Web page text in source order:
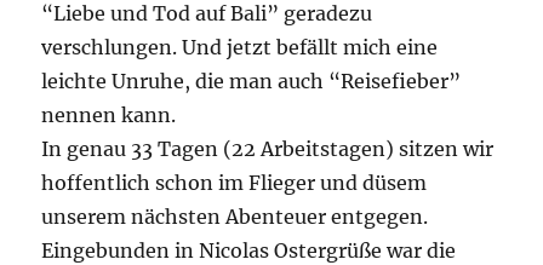
“Liebe und Tod auf Bali” geradezu
verschlungen. Und jetzt befällt mich eine
leichte Unruhe, die man auch “Reisefieber”
nennen kann.
In genau 33 Tagen (22 Arbeitstagen) sitzen wir
hoffentlich schon im Flieger und düsem
unserem nächsten Abenteuer entgegen.
Eingebunden in Nicolas Ostergrüße war die